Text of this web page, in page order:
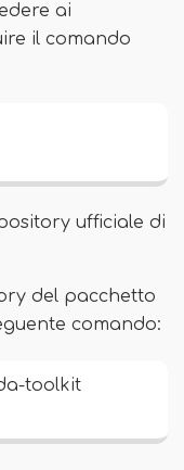
ai
il comando
ufficiale di
del pacchetto
comando:
toolkit